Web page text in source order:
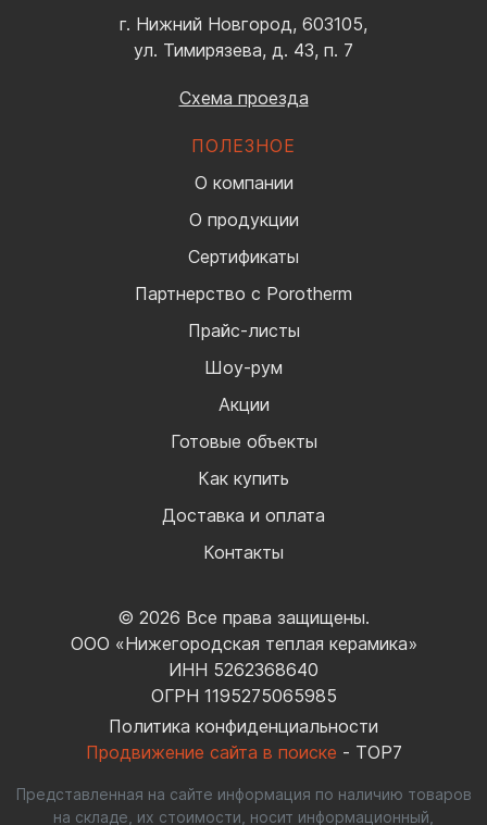
г. Нижний Новгород, 603105,
ул. Тимирязева, д. 43, п. 7
Схема проезда
ПОЛЕЗНОЕ
О компании
О продукции
Сертификаты
Партнерство с Porotherm
Прайс-листы
Шоу-рум
Акции
Готовые объекты
Как купить
Доставка и оплата
Контакты
© 2026 Все права защищены.
ООО «Нижегородская теплая керамика»
ИНН 5262368640
ОГРН 1195275065985
Политика конфиденциальности
Продвижение сайта в поиске - TOP7
Представленная на сайте информация по наличию товаров
на складе, их стоимости, носит информационный,